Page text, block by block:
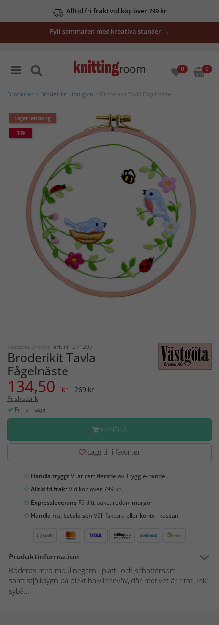
Alltid fri frakt vid köp över 799 kr
Fyll sommaren med kreativa stunder →
0 0
Broderier Broderikit utan garn > Broderikit Tavla Fågelnäste
Lagerrensning
-50%
Västgöta Broderi art. nr: 371207
Broderikit Tavla
Fågelnäste
134,50 kr 269 kr
Prishistorik
Finns i lager
HANDLA
Lägg till i favoriter
Handla tryggtVi är certifierade av Trygg e-handel.
Alltid fri fraktVid köp över 799 kr.
Expressleverans Få ditt paket redan imorgon.
Handla nu, betala sen Välj faktura eller konto i kassan.
Produktinformation
Boderas med moulinegarn i platt- och schattérsöm
samt stjälksygn på blekt halvlinneväv, där motivet är ritat. Inkl.
sybå...